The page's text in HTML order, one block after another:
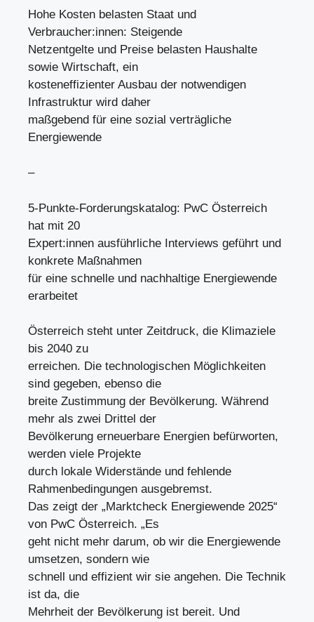
Hohe Kosten belasten Staat und
Verbraucher:innen: Steigende
Netzentgelte und Preise belasten Haushalte
sowie Wirtschaft, ein
kosteneffizienter Ausbau der notwendigen
Infrastruktur wird daher
maßgebend für eine sozial verträgliche
Energiewende
–
5-Punkte-Forderungskatalog: PwC Österreich
hat mit 20
Expert:innen ausführliche Interviews geführt und
konkrete Maßnahmen
für eine schnelle und nachhaltige Energiewende
erarbeitet
Österreich steht unter Zeitdruck, die Klimaziele
bis 2040 zu
erreichen. Die technologischen Möglichkeiten
sind gegeben, ebenso die
breite Zustimmung der Bevölkerung. Während
mehr als zwei Drittel der
Bevölkerung erneuerbare Energien befürworten,
werden viele Projekte
durch lokale Widerstände und fehlende
Rahmenbedingungen ausgebremst.
Das zeigt der „Marktcheck Energiewende 2025“
von PwC Österreich. „Es
geht nicht mehr darum, ob wir die Energiewende
umsetzen, sondern wie
schnell und effizient wir sie angehen. Die Technik
ist da, die
Mehrheit der Bevölkerung ist bereit. Und